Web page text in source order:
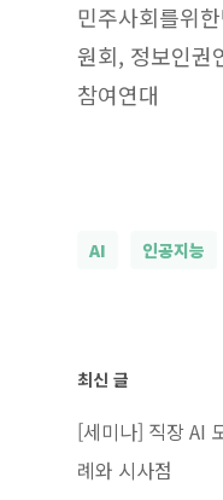
민주사회를위
원회, 정보인권
참여연대
AI 인공지능
최신 글
[세미나] 직장 AI
례와 시사점